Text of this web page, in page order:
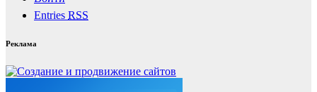
Entries RSS
Реклама